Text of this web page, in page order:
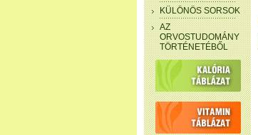
KÜLÖNÖS SORSOK
AZ
ORVOSTUDOMÁNY
TÖRTÉNETÉBŐL